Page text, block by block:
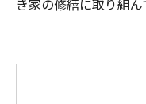
き家の修繕に取り組ん